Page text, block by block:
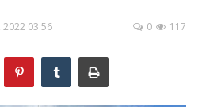
2022 03:56 117
0